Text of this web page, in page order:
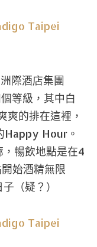
際酒店集團
等級，其中白
爽的排在這裡，
Happy Hour。
，暢飲地點是在4
始酒精無限
（疑？）